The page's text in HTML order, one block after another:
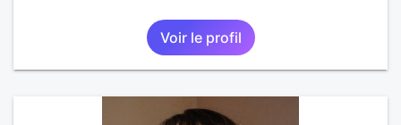
Voir le profil